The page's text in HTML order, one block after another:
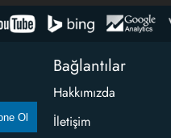
Ol
Bağlantılar
Hakkımızda
İletişim